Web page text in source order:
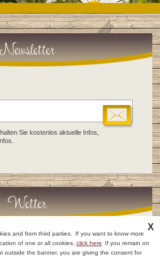
Sie kostenlos aktuelle Infos,
Wetter
Anreisen Anrufen
and from third parties.
If you want to know more
of one or all cookies, click here
If you remain on
outside the banner, you are giving the consent for
X